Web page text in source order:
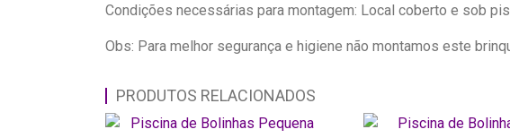
Condições necessárias para montagem: Local coberto e sob
Obs: Para melhor segurança e higiene não montamos este
PRODUTOS RELACIONADOS